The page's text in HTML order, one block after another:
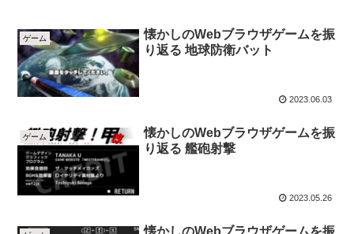
ゲーム
懐かしのWebブラウザゲームを振
り返る 地球防衛バット
2023.06.03
ゲーム
懐かしのWebブラウザゲームを振
り返る 艦砲射撃
2023.05.26